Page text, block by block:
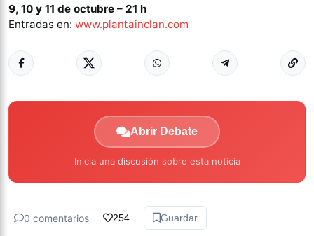
9, 10 y 11 de octubre – 21 h
Entradas en: www.plantainclan.com
Abrir Debate
Inicia una discusión sobre esta noticia
0 comentarios 254 Guardar